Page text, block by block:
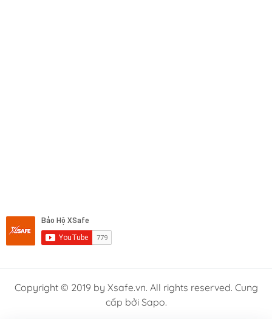
Copyright © 2019 by Xsafe.vn. All rights reserved. Cung
cấp bởi Sapo.